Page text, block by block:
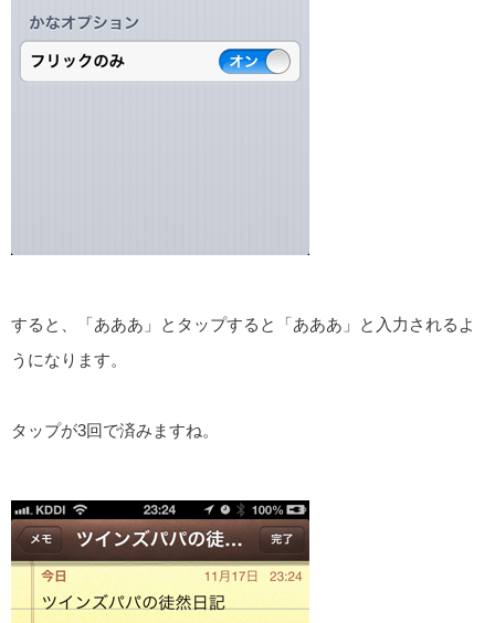
すると、「あああ」とタップすると「あああ」と入力されるよ
うになります。
タップが3回で済みますね。